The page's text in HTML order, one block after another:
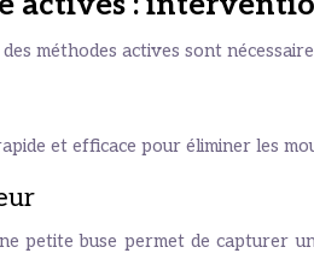
méthodes actives sont
et efficace pour éliminer les
petite buse permet de capturer